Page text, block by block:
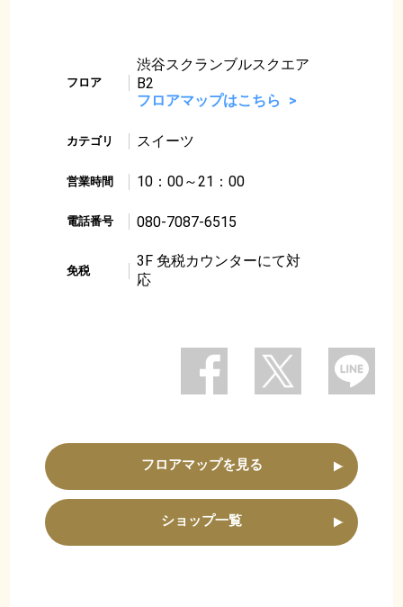
フロア
渋谷スクランブルスクエア
B2
フロアマップはこちら
カテゴリ スイーツ
営業時間 10：00～21：00
電話番号 080-7087-6515
免税
3F 免税カウンターにて対
応
フロアマップを見る
ショップ一覧